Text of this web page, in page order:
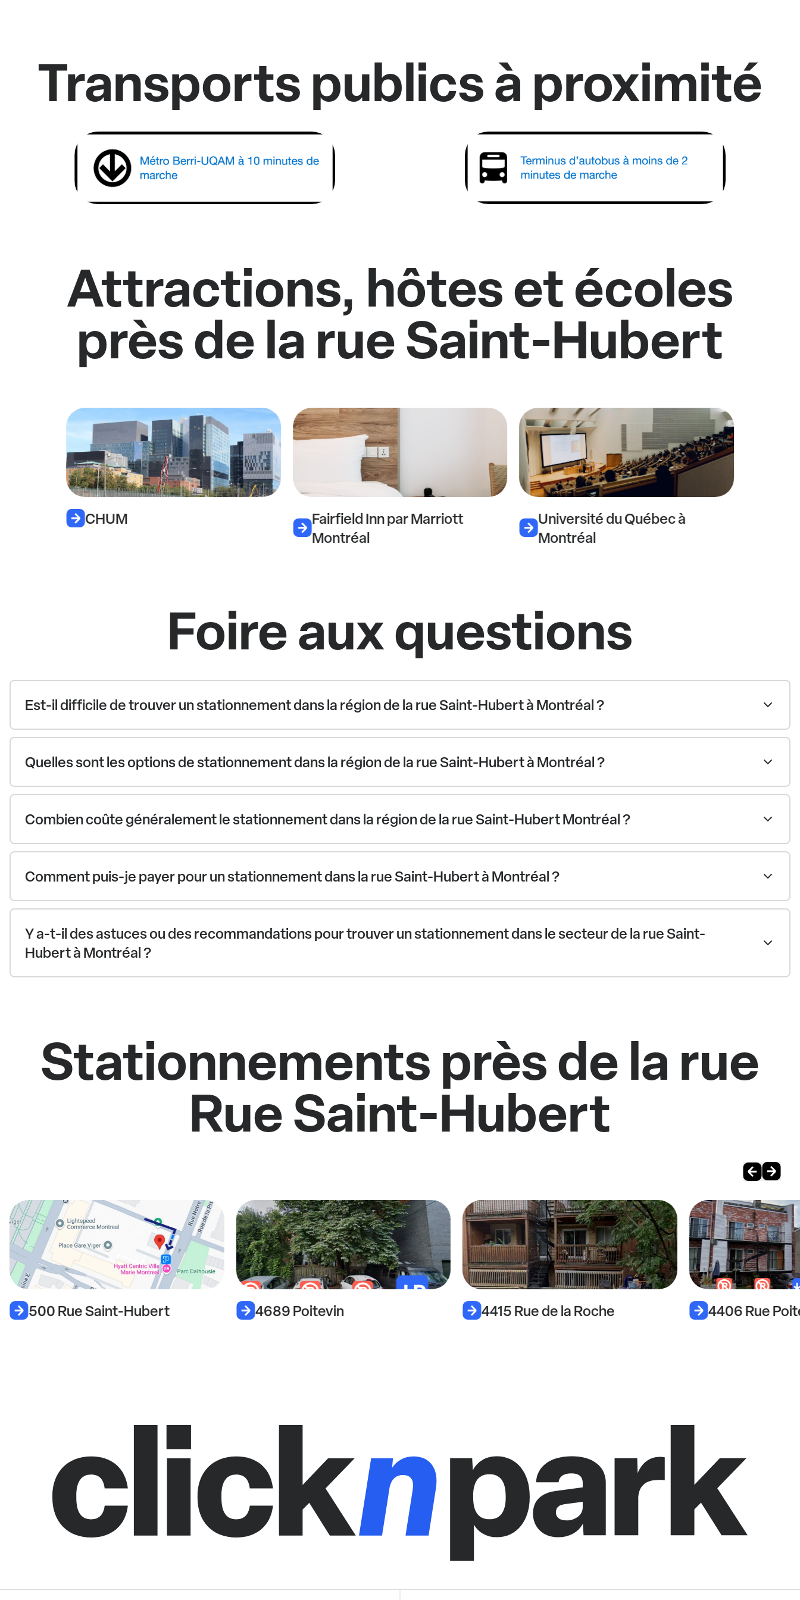
Transports publics à proximité
Attractions, hôtes et écoles
près de la rue Saint-Hubert
CHUM
Fairfield Inn par Marriott
Montréal
Université du Québec à
Montréal
Foire aux questions
Est-il difficile de trouver un stationnement dans la région de la rue Saint-Hubert à Montréal ?
Quelles sont les options de stationnement dans la région de la rue Saint-Hubert à Montréal ?
Combien coûte généralement le stationnement dans la région de la rue Saint-Hubert Montréal ?
Comment puis-je payer pour un stationnement dans la rue Saint-Hubert à Montréal ?
Y a-t-il des astuces ou des recommandations pour trouver un stationnement dans le secteur de la rue Saint-
Hubert à Montréal ?
Stationnements près de la rue
Rue Saint-Hubert
500 Rue Saint-Hubert 4689 Poitevin 4415 Rue de la Roche 4406 Rue